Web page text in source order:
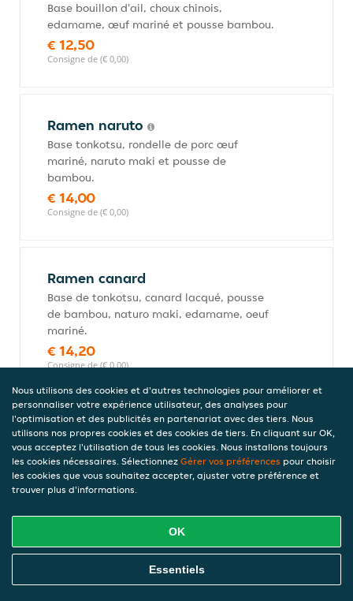
Base bouillon d'ail, choux chinois,
edamame, œuf mariné et pousse bambou.
€ 12,50
Consigne de (€ 0,00)
Ramen naruto
Base tonkotsu, rondelle de porc œuf
mariné, naruto maki et pousse de
bambou.
€ 14,00
Consigne de (€ 0,00)
Ramen canard
Base de tonkotsu, canard lacqué, pousse
de bambou, naturo maki, edamame, oeuf
mariné.
€ 14,20
Consigne de (€ 0,00)
Nouilles udon
Pâtes de riz.
€ 12,80
Consigne de (€ 0,00)
Commandez En Ligne
Nous utilisons des cookies et d'autres technologies pour améliorer et
personnaliser votre expérience utilisateur, des analyses pour
l'optimisation et des publicités en partenariat avec des tiers. Nous
utilisons nos propres cookies et des cookies de tiers. En cliquant sur OK,
vous acceptez l'utilisation de tous les cookies. Nous installons toujours
les cookies nécessaires. Sélectionnez Gérer vos préférences pour choisir
les cookies que vous souhaitez accepter, ajuster votre préférence et
trouver plus d'informations.
OK
Essentiels